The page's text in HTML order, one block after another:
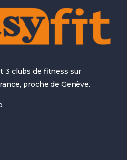
3 clubs de fitness sur
proche de Genève.